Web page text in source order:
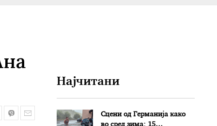
Најчитани
Сцени од Германија како
во сред зима: 15